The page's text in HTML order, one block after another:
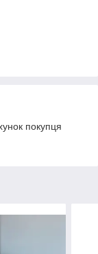
покупця